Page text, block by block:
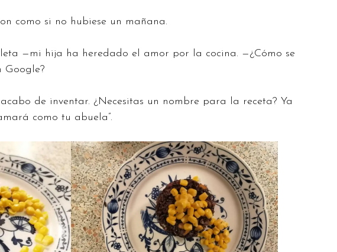
como si no hubiese un mañana.
—mi hija ha heredado el amor por la cocina. —¿Cómo se
de inventar. ¿Necesitas un nombre para la receta? Ya
como tu abuela”.